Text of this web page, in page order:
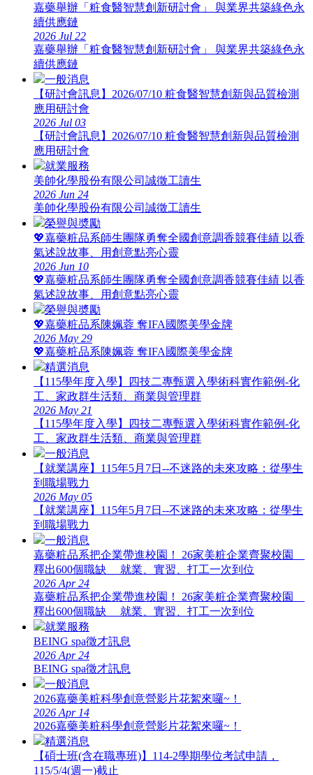
嘉藥舉辦「粧食醫智慧創新研討會」 與業界共築綠色永
續供應鏈
2026 Jul 22
嘉藥舉辦「粧食醫智慧創新研討會」 與業界共築綠色永
續供應鏈
一般消息
【研討會訊息】2026/07/10 粧食醫智慧創新與品質檢測
應用研討會
2026 Jul 03
【研討會訊息】2026/07/10 粧食醫智慧創新與品質檢測
應用研討會
就業服務
美帥化學股份有限公司誠徵工讀生
2026 Jun 24
美帥化學股份有限公司誠徵工讀生
榮譽與奬勵
💖嘉藥粧品系師生團隊勇奪全國創意調香競賽佳績 以香
氣述說故事、用創意點亮心靈
2026 Jun 10
💖嘉藥粧品系師生團隊勇奪全國創意調香競賽佳績 以香
氣述說故事、用創意點亮心靈
榮譽與奬勵
💖嘉藥粧品系陳姵蓉 奪IFA國際美學金牌
2026 May 29
💖嘉藥粧品系陳姵蓉 奪IFA國際美學金牌
精選消息
【115學年度入學】四技二專甄選入學術科實作範例-化
工、家政群生活類、商業與管理群
2026 May 21
【115學年度入學】四技二專甄選入學術科實作範例-化
工、家政群生活類、商業與管理群
一般消息
【就業講座】115年5月7日--不迷路的未來攻略：從學生
到職場戰力
2026 May 05
【就業講座】115年5月7日--不迷路的未來攻略：從學生
到職場戰力
一般消息
嘉藥粧品系把企業帶進校園！ 26家美粧企業齊聚校園
釋出600個職缺 就業、實習、打工一次到位
2026 Apr 24
嘉藥粧品系把企業帶進校園！ 26家美粧企業齊聚校園
釋出600個職缺 就業、實習、打工一次到位
就業服務
BEING spa徵才訊息
2026 Apr 24
BEING spa徵才訊息
一般消息
2026嘉藥美粧科學創意營影片花絮來囉~！
2026 Apr 14
2026嘉藥美粧科學創意營影片花絮來囉~！
精選消息
【碩士班(含在職專班)】114-2學期學位考試申請，
115/5/4(週一)截止